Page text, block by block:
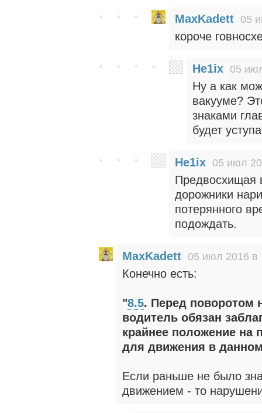
MaxKadett 05
короче
He1ix 05
Ну а как
вакууме?
знаками
будет
He1ix 05 июл
Предвосхищая
дорожники
потерянного
подождать.
MaxKadett 05 июл 2016 в
Конечно есть:
"8.5. Перед поворотом
водитель обязан
крайнее положение на
для движения в
Если раньше не было
движением - то